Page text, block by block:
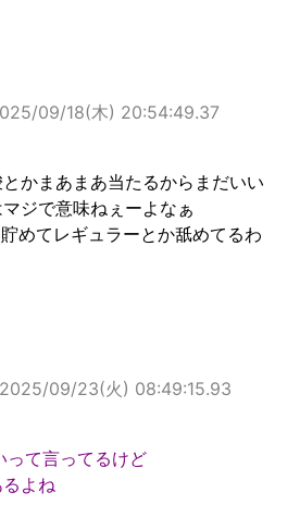
09/18(木) 20:54:49.37
かまあまあ当たるからまだいい
ジで意味ねぇーよなぁ
めてレギュラーとか舐めてるわ
2025/09/23(火) 08:49:15.93
って言ってるけど
よね